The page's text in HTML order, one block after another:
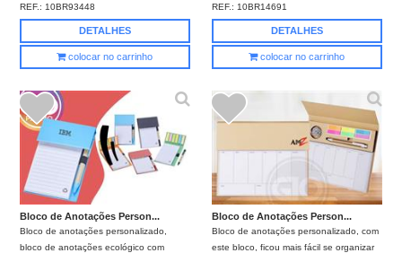
REF.: 10BR93448
DETALHES
colocar no carrinho
REF.: 10BR14691
DETALHES
colocar no carrinho
Bloco de Anotações Person...
Bloco de anotações personalizado,
bloco de anotações ecológico com
Bloco de Anotações Person...
Bloco de anotações personalizado, com
este bloco, ficou mais fácil se organizar